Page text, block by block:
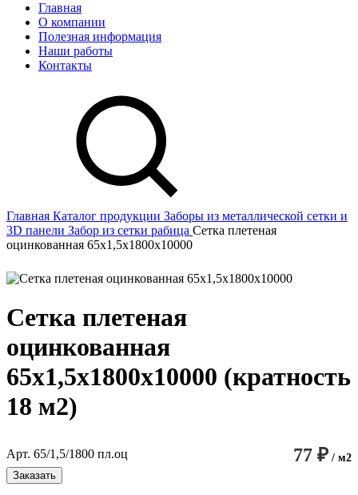
Главная
О компании
Полезная информация
Наши работы
Контакты
Главная Каталог продукции Заборы из металлической сетки и
3D панели Забор из сетки рабица Сетка плетеная
оцинкованная 65х1,5х1800х10000
Сетка плетеная
оцинкованная
65х1,5х1800х10000 (кратность
18 м2)
Арт. 65/1,5/1800 пл.оц 77 ₽ / м2
Заказать